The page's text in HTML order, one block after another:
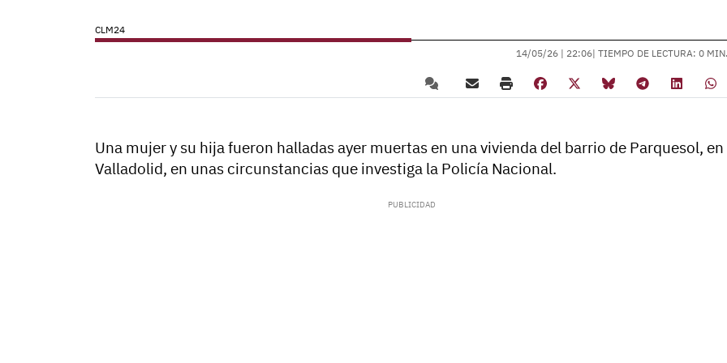
CLM24
14/05/26 | 22:06| TIEMPO DE LECTURA: 0 MIN.
Una mujer y su hija fueron halladas ayer muertas en una vivienda del barrio de Parquesol, en
Valladolid, en unas circunstancias que investiga la Policía Nacional.